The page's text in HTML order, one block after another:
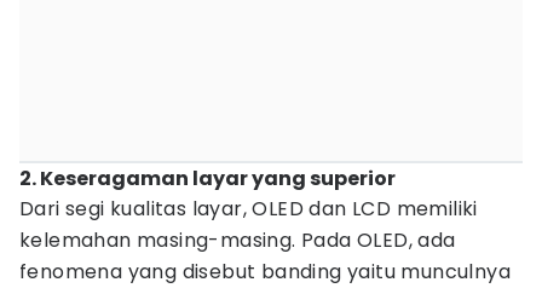
2. Keseragaman layar yang superior
Dari segi kualitas layar, OLED dan LCD memiliki
kelemahan masing-masing. Pada OLED, ada
fenomena yang disebut banding yaitu munculnya